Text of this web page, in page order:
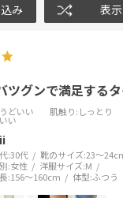
み 表
ツグンで満足する
どいい 肌触り:しっとり
い
:30代 靴のサイズ:23～
:女性 洋服サイズ:M
:156～160cm 体型:ふつう